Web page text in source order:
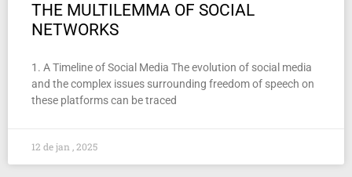
THE MULTILEMMA OF SOCIAL
NETWORKS
1. A Timeline of Social Media The evolution of social media
and the complex issues surrounding freedom of speech on
these platforms can be traced
12 de jan , 2025